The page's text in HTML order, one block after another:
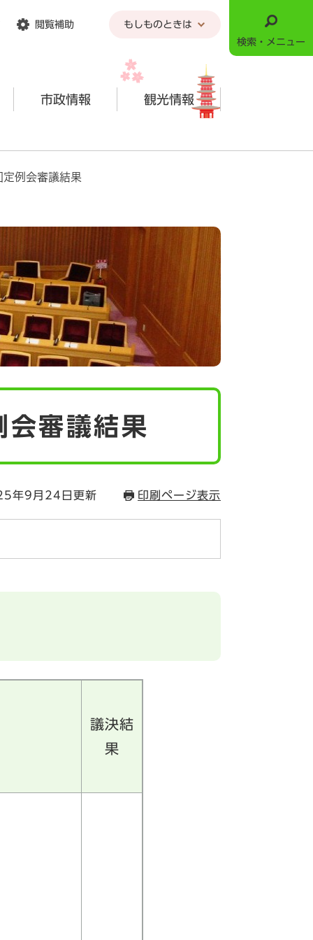
閲覧補助 もしものときは
市政情報 観光情報
検索・メニュー
例会審議結果
審議結果
年9月24日更新 印刷ページ表示
議決結
果